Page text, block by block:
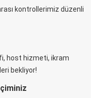
kontrollerimiz düzenli
host hizmeti, ikram
bekliyor!